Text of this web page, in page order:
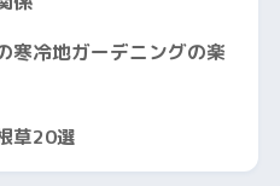
寒冷地ガーデニングの楽
草20選